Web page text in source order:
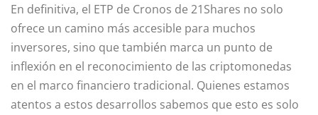
En definitiva, el ETP de Cronos de 21Shares no solo
ofrece un camino más accesible para muchos
inversores, sino que también marca un punto de
inflexión en el reconocimiento de las criptomonedas
en el marco financiero tradicional. Quienes estamos
atentos a estos desarrollos sabemos que esto es solo